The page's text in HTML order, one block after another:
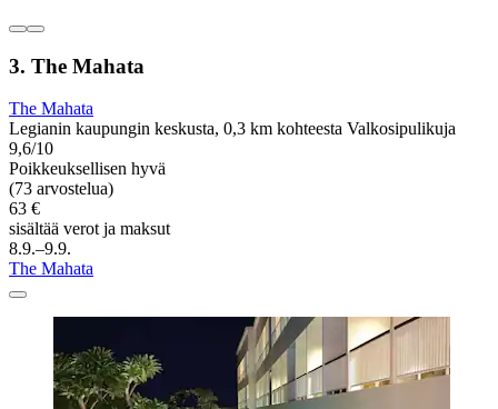
3. The Mahata
The Mahata
Legianin kaupungin keskusta, 0,3 km kohteesta Valkosipulikuja
9,6/10
Poikkeuksellisen hyvä
(73 arvostelua)
63 €
sisältää verot ja maksut
8.9.–9.9.
The Mahata